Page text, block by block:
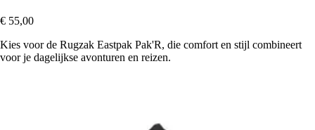
€ 55,00
Kies voor de Rugzak Eastpak Pak'R, die comfort en stijl combineert
voor je dagelijkse avonturen en reizen.